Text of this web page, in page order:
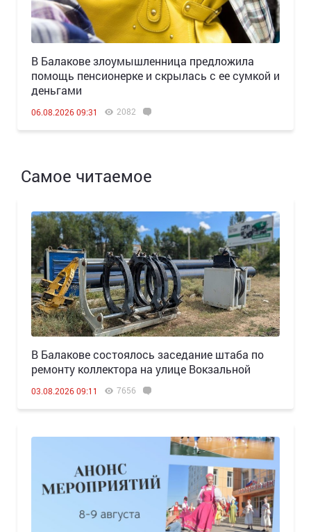
В Балакове злоумышленница предложила
помощь пенсионерке и скрылась с ее сумкой и
деньгами
06.08.2026 09:31 2082
Самое читаемое
В Балакове состоялось заседание штаба по
ремонту коллектора на улице Вокзальной
03.08.2026 09:11 7656